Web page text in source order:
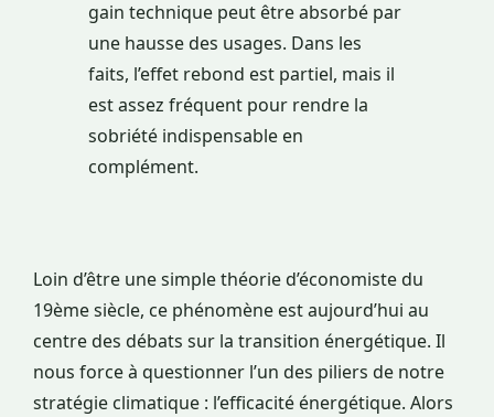
gain technique peut être absorbé par
une hausse des usages. Dans les
faits, l’effet rebond est partiel, mais il
est assez fréquent pour rendre la
sobriété indispensable en
complément.
Loin d’être une simple théorie d’économiste du
19ème siècle, ce phénomène est aujourd’hui au
centre des débats sur la transition énergétique. Il
nous force à questionner l’un des piliers de notre
stratégie climatique : l’efficacité énergétique. Alors